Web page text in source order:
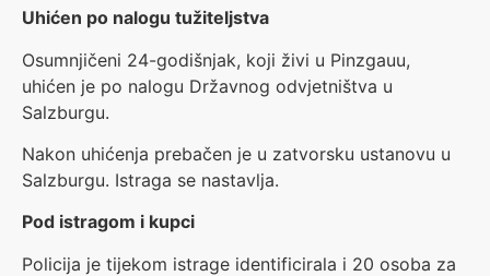
Uhićen po nalogu tužiteljstva
Osumnjičeni 24-godišnjak, koji živi u Pinzgauu,
uhićen je po nalogu Državnog odvjetništva u
Salzburgu.
Nakon uhićenja prebačen je u zatvorsku ustanovu u
Salzburgu. Istraga se nastavlja.
Pod istragom i kupci
Policija je tijekom istrage identificirala i 20 osoba za